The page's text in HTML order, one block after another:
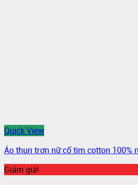
Quick View
Áo thun trơn nữ cố tim cotton 100%
Giảm giá!